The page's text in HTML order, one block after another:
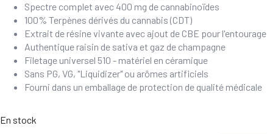
Spectre complet avec 400 mg de cannabinoïdes
100% Terpènes dérivés du cannabis (CDT)
Extrait de résine vivante avec ajout de CBE pour l'entourage
Authentique raisin de sativa et gaz de champagne
Filetage universel 510 - matériel en céramique
Sans PG, VG, "Liquidizer" ou arômes artificiels
Fourni dans un emballage de protection de qualité médicale
En stock